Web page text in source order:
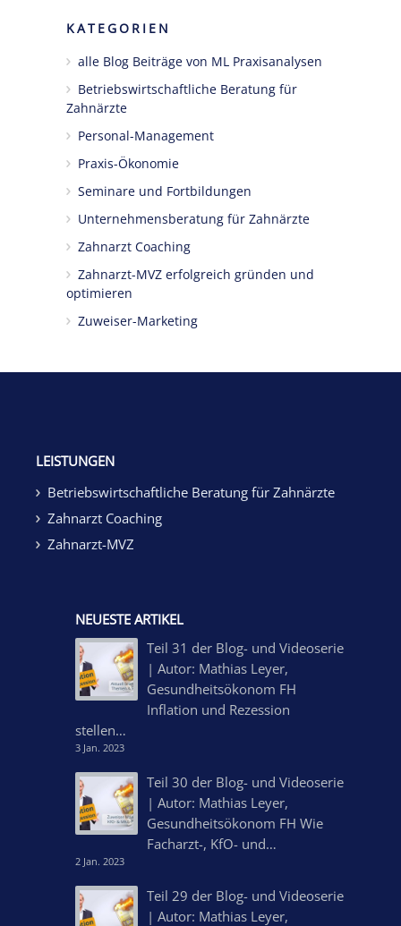
KATEGORIEN
alle Blog Beiträge von ML Praxisanalysen
Betriebswirtschaftliche Beratung für
Zahnärzte
Personal-Management
Praxis-Ökonomie
Seminare und Fortbildungen
Unternehmensberatung für Zahnärzte
Zahnarzt Coaching
Zahnarzt-MVZ erfolgreich gründen und
optimieren
Zuweiser-Marketing
LEISTUNGEN
Betriebswirtschaftliche Beratung für Zahnärzte
Zahnarzt Coaching
Zahnarzt-MVZ
NEUESTE ARTIKEL
Teil 31 der Blog- und Videoserie
| Autor: Mathias Leyer,
Gesundheitsökonom FH
Inflation und Rezession
stellen…
3 Jan. 2023
Teil 30 der Blog- und Videoserie
| Autor: Mathias Leyer,
Gesundheitsökonom FH Wie
Facharzt-, KfO- und…
2 Jan. 2023
Teil 29 der Blog- und Videoserie
| Autor: Mathias Leyer,